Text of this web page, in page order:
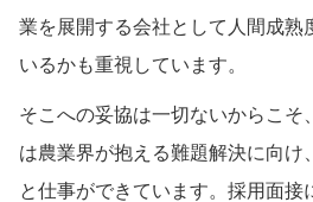
業を展開する会社として人間成熟
いるかも重視しています。
そこへの妥協は一切ないからこそ
は農業界が抱える難題解決に向け
と仕事ができています。採用面接